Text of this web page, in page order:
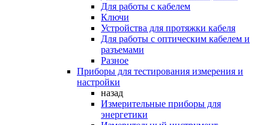
Для работы с кабелем
Ключи
Устройства для протяжки кабеля
Для работы с оптическим кабелем и
разъемами
Разное
Приборы для тестирования измерения и
настройки
назад
Измерительные приборы для
энергетики